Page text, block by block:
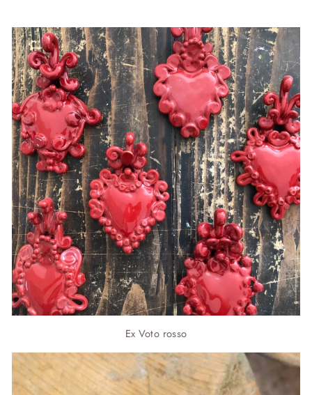
Ex Voto rosso